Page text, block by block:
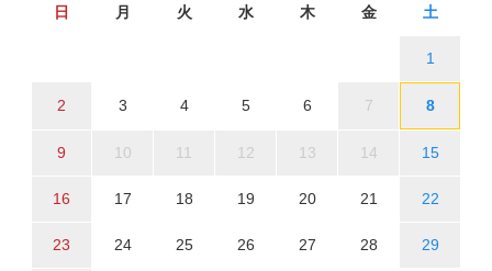
日 月 火 水 木 金 土
1
2 3 4 5 6 7 8
9 10 11 12 13 14 15
16 17 18 19 20 21 22
23 24 25 26 27 28 29